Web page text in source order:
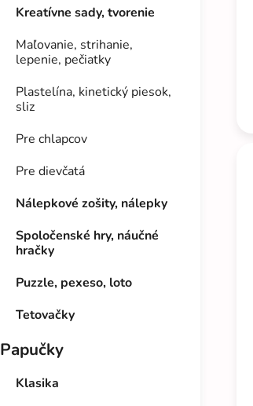
Kreatívne sady, tvorenie
Maľovanie, strihanie,
lepenie, pečiatky
Plastelína, kinetický piesok,
sliz
Pre chlapcov
Pre dievčatá
Nálepkové zošity, nálepky
Spoločenské hry, náučné
hračky
Puzzle, pexeso, loto
Tetovačky
Papučky
Klasika